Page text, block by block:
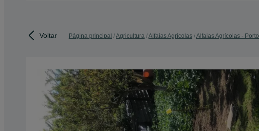
Voltar Página principal Agricultura Alfaias Agrícolas Alfaias Agrícolas - Porto